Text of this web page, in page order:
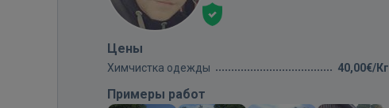
Цены
Химчистка одежды 40,00€/Кг
Примеры работ